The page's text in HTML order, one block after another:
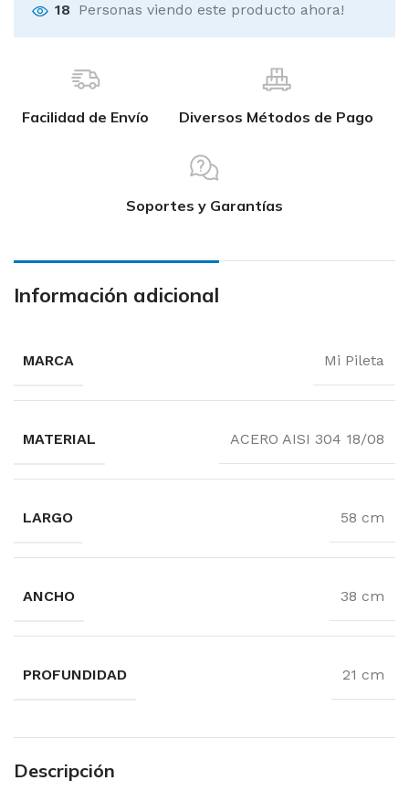
18 Personas viendo este producto ahora!
Facilidad de Envío Diversos Métodos de Pago
Soportes y Garantías
Información adicional
MARCA Mi Pileta
MATERIAL ACERO AISI 304 18/08
LARGO 58 cm
ANCHO 38 cm
PROFUNDIDAD 21 cm
Descripción